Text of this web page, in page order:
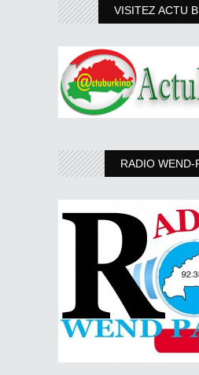
VISITEZ ACTU
RADIO WEND-